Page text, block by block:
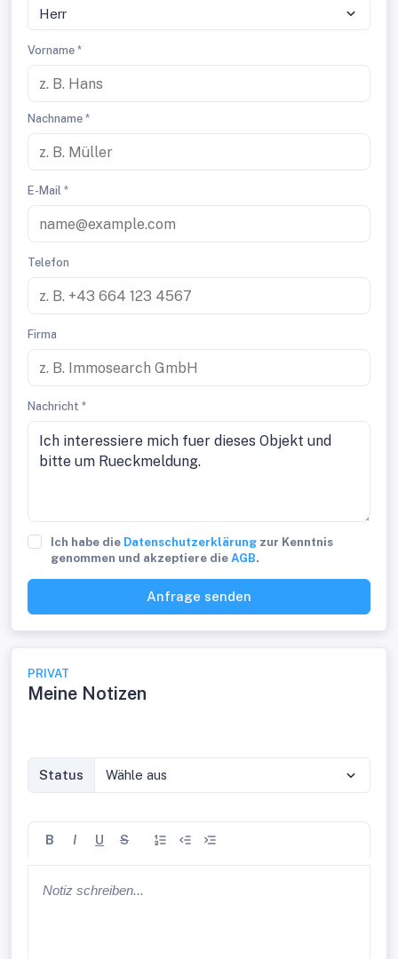
Herr
Vorname *
Nachname *
E-Mail *
Telefon
Firma
Nachricht *
Ich habe die Datenschutzerklärung zur Kenntnis
genommen und akzeptiere die AGB.
Anfrage senden
PRIVAT
Meine Notizen
Status Wähle aus
B I U S